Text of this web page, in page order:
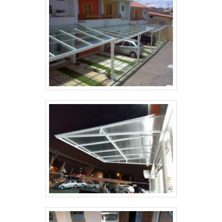
Apresentando mecanismo inteligente, que permite a
abertura de baixo para cima, a cortina alia quatro
vertentes fundamentais, são elas: Estilo; Conforto;
Praticidade; Preço acessível. CORTINA ROLÔ PREÇO
M2 NO ESTADO DE SÃO PAULOAtuando na capital,
interior e litoral de São Paulo, a Solutoldos é uma
empresa especializada em fornecer soluções em
toldos e coberturas. Para isso, a empresa conta com
uma ampla linha de produtos, bem como desenvolve
projetos personalizados. Saiba mais solicitando um